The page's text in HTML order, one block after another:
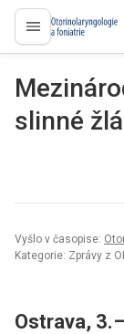
proLékaře.cz
slinné
Vyšlo v časopise:
Kategorie: Zprávy z
Ostrava,